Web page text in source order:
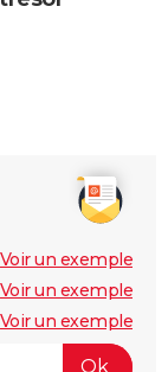
Voir un exemple
Voir un exemple
Voir un exemple